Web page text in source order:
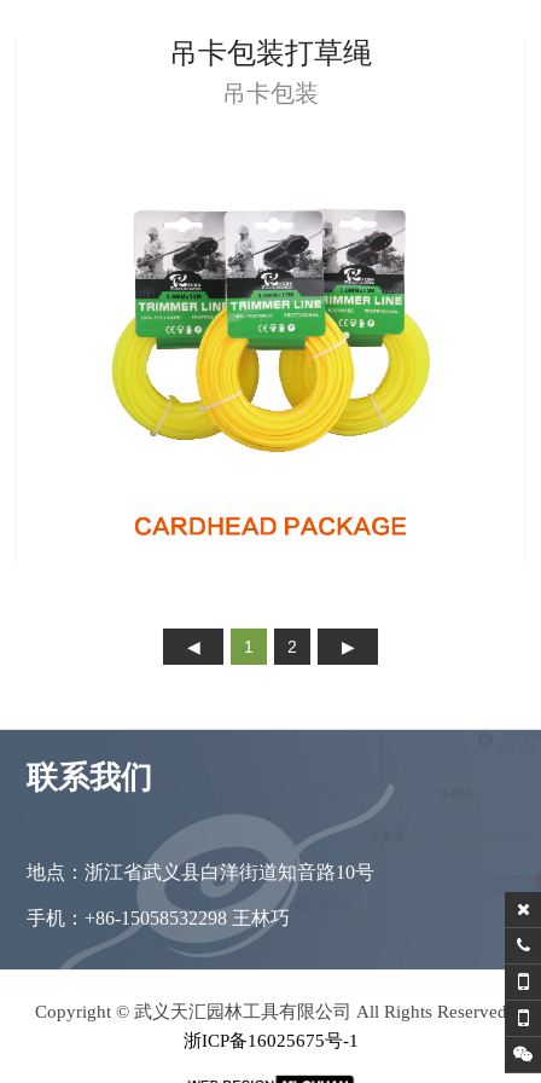
吊卡包装打草绳
吊卡包装
1 2
联系我们
地点：浙江省武义县白洋街道知音路10号
手机：+86-15058532298 王林巧
Copyright © 武义天汇园林工具有限公司 All Rights Reserved
浙ICP备16025675号-1